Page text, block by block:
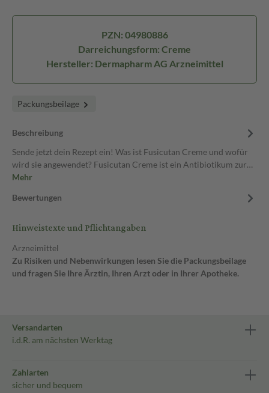
PZN: 04980886
Darreichungsform: Creme
Hersteller: Dermapharm AG Arzneimittel
Packungsbeilage
Beschreibung
Sende jetzt dein Rezept ein! Was ist Fusicutan Creme und wofür
wird sie angewendet? Fusicutan Creme ist ein Antibiotikum zur…
Mehr
Bewertungen
Hinweistexte und Pflichtangaben
Arzneimittel
Zu Risiken und Nebenwirkungen lesen Sie die Packungsbeilage
und fragen Sie Ihre Ärztin, Ihren Arzt oder in Ihrer Apotheke.
Versandarten
i.d.R. am nächsten Werktag
Zahlarten
sicher und bequem